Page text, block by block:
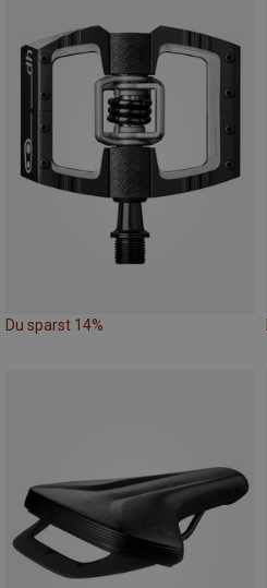
Du sparst 14%